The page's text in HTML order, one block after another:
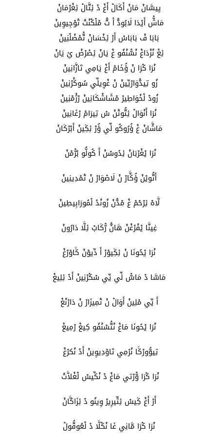
يِيسَّانْ مَانْ أَكَالْ أَغْ دْ ئِتَّالْ ئِغْرْمَانْ
مَاشّْ أَيْدَا لَابُودّْ أَ تّْ مْلْكْنْتْ تْوْجِيوِينْ
بَابَا فْ بَابَاسْ أَرْ ئِخْسَانْ تّْمْضْلْنِينْ
ئِغْ نْزْدَاغْ نْسّْنْفُو غْ يَانْ ئِصْرْضْ ئِ يَانْ
نْرَا كْرَا نْ ؤُخَامْ أَغْ يَامِي تَازَّانِينْ
زُو تِيدّْوَارْيِّينْ نْ غْوِيلِّي سُوݣْرْنِينْ
زُودْ لْخْوَاطِيرْ مْشَاشْكَانِينْ رْژْمْنِينْ
نْرَا أَنْوَالْ ئِتُّوتْنْ سْ تِيرَامْ رْغَانِينْ
مَاشَّانْ غْ ؤُرُوكُو لِّي ؤُرْ ئِݣِينْ أَبْرْكَانْ
نْرَا يْغْرْبَانْ ئِدُوسْنْ أَ كُولُّو بْرّْمْنْ
أَتُّويْنْ ؤُݣَّارْ نْ لَاصْوَارْ نْ تْمْدِينِينْ
لَّاهْ ئِرْحْمْ غْ مْدّْنْ زُونْدْ لْمُورَابِيطِينْ
غِينَّا يْفْرْغْنْ هَانّْ رّْكَابْ ئِلَّا دَارُونْ
نْرَا يْحُونَا نْ ئِݣِيوْرْ أَ دِّيوْنْ ݣَاوْرْغْ
مَاسَّا دْ مَاسّْ لِّي يِّي سْكْرْنِينْ أَدْ ئِلِيغْ
أَ يِّي مْلِينْ أَوَالْ نْ تْمِيزَارْ نْ دَارْنْغْ
نْرَا يْحُونَا مَاغْ نْتّْسْنْفُو كِيغْ رْمِيغْ
تِيوُّورْݣَا نْرْمِي تَاوْدِيوِينْ أَدْ نْكرْغْ
نْرَا كْرَا وّْرْتي مَاغْ دْ نْكِّيسْ لْغْلاَّتْ
أَرْ أَغْ ݣِيسْ ئِتِّيرِيرْ وِينُو دْ ئِزَاكَّانْ
نْرَا كْرَا مَّانِي غَا نْكْلَّا دْ لْعُوقُّولْ